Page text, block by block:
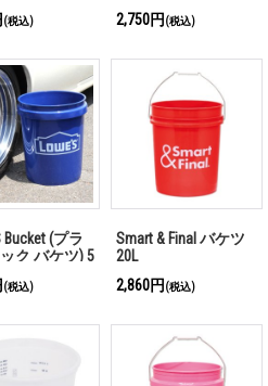
(税込)
2,750円 (税込)
Bucket (プラ
ク バケツ) 5
(税込)
Smart & Final バケツ
20L
2,860円 (税込)